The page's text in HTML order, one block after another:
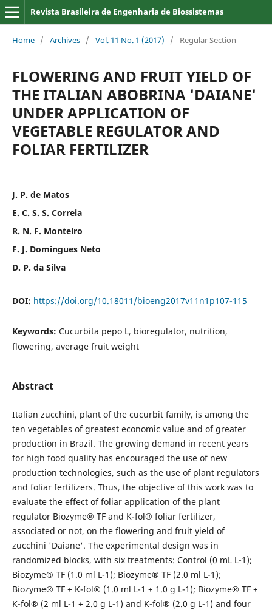
Revista Brasileira de Engenharia de Biossistemas
Home / Archives / Vol. 11 No. 1 (2017) / Regular Section
FLOWERING AND FRUIT YIELD OF
THE ITALIAN ABOBRINA 'DAIANE'
UNDER APPLICATION OF
VEGETABLE REGULATOR AND
FOLIAR FERTILIZER
J. P. de Matos
E. C. S. S. Correia
R. N. F. Monteiro
F. J. Domingues Neto
D. P. da Silva
DOI: https://doi.org/10.18011/bioeng2017v11n1p107-115
Keywords: Cucurbita pepo L, bioregulator, nutrition,
flowering, average fruit weight
Abstract
Italian zucchini, plant of the cucurbit family, is among the
ten vegetables of greatest economic value and of greater
production in Brazil. The growing demand in recent years
for high food quality has encouraged the use of new
production technologies, such as the use of plant regulators
and foliar fertilizers. Thus, the objective of this work was to
evaluate the effect of foliar application of the plant
regulator Biozyme® TF and K-fol® foliar fertilizer,
associated or not, on the flowering and fruit yield of
zucchini 'Daiane'. The experimental design was in
randomized blocks, with six treatments: Control (0 mL L-1);
Biozyme® TF (1.0 ml L-1); Biozyme® TF (2.0 ml L-1);
Biozyme® TF + K-fol® (1.0 ml L-1 + 1.0 g L-1); Biozyme® TF +
K-fol® (2 ml L-1 + 2.0 g L-1) and K-fol® (2.0 g L-1) and four